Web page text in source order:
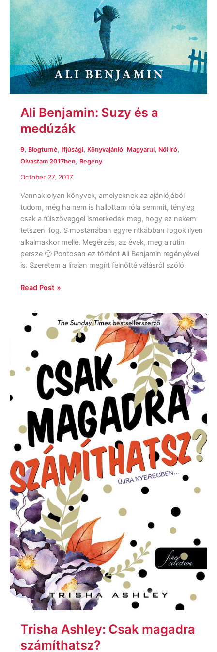
Ali Benjamin: Suzy és a
medúzák
9, Blogturné, Ifjúsági, Könyvajánló, Magyarul, Női író,
Olvastam 2017ben, Regény
October 27, 2017
Vannak olyan könyvek, amelyeknek az ajánlójából
tudom, még ha nem is hallottam róla semmit, tényleg
csak a fülszöveggel ismerkedek meg, hogy ez nekem
tetszeni fog. S mostanában egyre ritkábban fogok ilyen
alkalmakkor mellé. Megérzés, az évek, meg a rutin
persze 🙂 Pontosan ez történt Ali Benjamin regényével
is. Szeretem a líraian megírt felnőtté válásról szóló
Read Post »
Trisha Ashley: Csak magadra
számíthatsz?
Trisha
Ashley:
magadra
számíthatsz?